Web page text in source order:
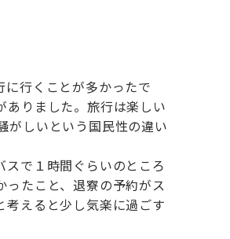
行くことが多かったで
ありました。旅行は楽しい
がしいという国民性の違い
で１時間ぐらいのところ
たこと、退寮の予約がス
えると少し気楽に過ごす